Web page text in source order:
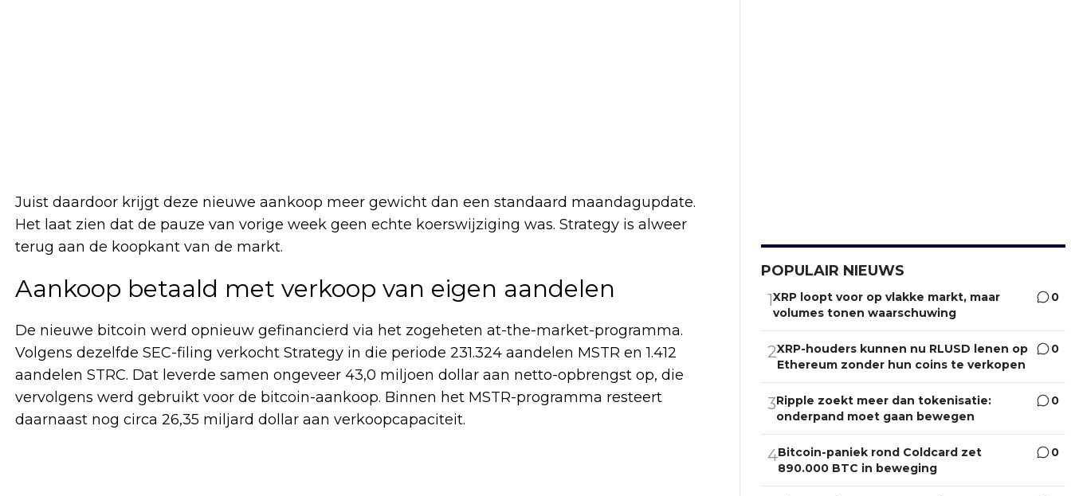
Juist daardoor krijgt deze nieuwe aankoop meer gewicht dan een standaard maandagupdate.
Het laat zien dat de pauze van vorige week geen echte koerswijziging was. Strategy is alweer
terug aan de koopkant van de markt.
Aankoop betaald met verkoop van eigen aandelen
De nieuwe bitcoin werd opnieuw gefinancierd via het zogeheten at-the-market-programma.
Volgens dezelfde SEC-filing verkocht Strategy in die periode 231.324 aandelen MSTR en 1.412
aandelen STRC. Dat leverde samen ongeveer 43,0 miljoen dollar aan netto-opbrengst op, die
vervolgens werd gebruikt voor de bitcoin-aankoop. Binnen het MSTR-programma resteert
daarnaast nog circa 26,35 miljard dollar aan verkoopcapaciteit.
POPULAIR NIEUWS
1XRP loopt voor op vlakke markt, maar
volumes tonen waarschuwing
0
2XRP-houders kunnen nu RLUSD lenen op
Ethereum zonder hun coins te verkopen
0
3Ripple zoekt meer dan tokenisatie:
onderpand moet gaan bewegen
0
4Bitcoin-paniek rond Coldcard zet
890.000 BTC in beweging
0